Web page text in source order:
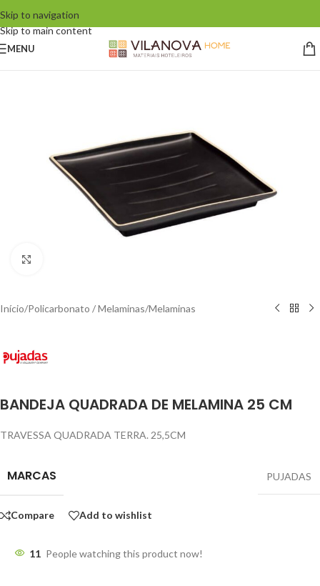
Skip to navigation
Skip to main content
MENU
Início/Policarbonato / Melaminas/Melaminas
BANDEJA QUADRADA DE MELAMINA 25 CM
TRAVESSA QUADRADA TERRA. 25,5CM
MARCAS PUJADAS
Compare Add to wishlist
11 People watching this product now!